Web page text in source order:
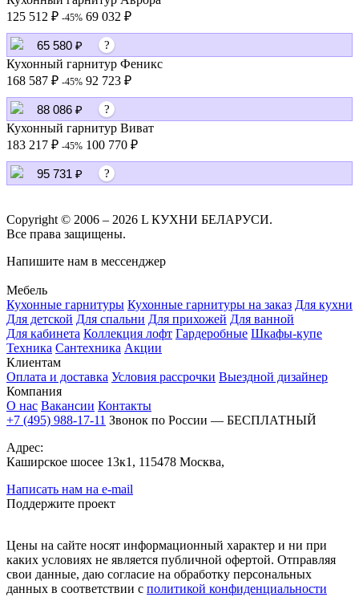
125 512 ₽ -45% 69 032 ₽
65 580 ₽ ?
Кухонный гарнитур Феникс
168 587 ₽ -45% 92 723 ₽
88 086 ₽ ?
Кухонный гарнитур Виват
183 217 ₽ -45% 100 770 ₽
95 731 ₽ ?
Copyright © 2006 – 2026 L КУХНИ БЕЛАРУСИ.
Все права защищены.
Напишите нам в мессенджер
Мебель
Кухонные гарнитуры Кухонные гарнитуры на заказ Для кухни
Для детской Для спальни Для прихожей Для ванной
Для кабинета Коллекция лофт Гардеробные Шкафы-купе
Техника Сантехника Акции
Клиентам
Оплата и доставка Условия рассрочки Выездной дизайнер
Компания
О нас Вакансии Контакты
+7 (495) 988-17-11 Звонок по России — БЕСПЛАТНЫЙ
Адрес:
Каширское шосее 13к1, 115478 Москва,
Написать нам на e-mail
Поддержите проект
Цены на сайте носят информационный характер и ни при
каких условиях не является публичной офертой. Отправляя
свои данные, даю согласие на обработку персональных
данных в соответствии с политикой конфиденциальности